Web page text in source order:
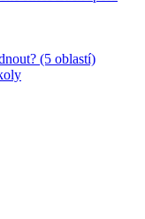
(5 oblastí)